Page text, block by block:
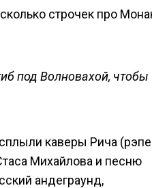
строчек про
под Волновахой, чтобы
каверы Рича
Михайлова и песню
андеграунд,